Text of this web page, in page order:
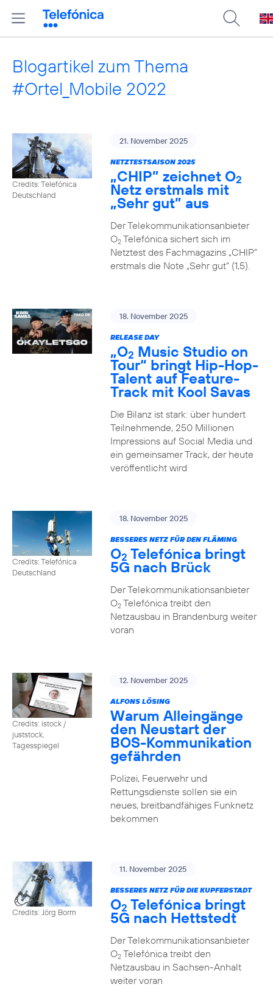
Blogartikel zum Thema
#Ortel_Mobile 2022
Credits: Telefónica
Deutschland
21. November 2025
NETZTESTSAISON 2025
„CHIP” zeichnet O2
Netz erstmals mit
„Sehr gut” aus
Der Telekommunikationsanbieter
O2Telefónica sichert sich im
Netztest des Fachmagazins „CHIP”
erstmals die Note „Sehr gut“ (1,5).
18. November 2025
RELEASE DAY
„O2 Music Studio on
Tour“ bringt Hip-Hop-
Talent auf Feature-
Track mit Kool Savas
Die Bilanz ist stark: über hundert
Teilnehmende, 250 Millionen
Impressions auf Social Media und
ein gemeinsamer Track, der heute
veröffentlicht wird
Credits: Telefónica
Deutschland
18. November 2025
BESSERES NETZ FÜR DEN FLÄMING
O2 Telefónica bringt
5G nach Brück
Der Telekommunikationsanbieter
O2Telefónica treibt den
Netzausbau in Brandenburg weiter
voran
Credits: istock /
juststock,
Tagesspiegel
12. November 2025
ALFONS LÖSING
Warum Alleingänge
den Neustart der
BOS-Kommunikation
gefährden
Polizei, Feuerwehr und
Rettungsdienste sollen sie ein
neues, breitbandfähiges Funknetz
bekommen
Credits: Jörg Borm
11. November 2025
BESSERES NETZ FÜR DIE KUPFERSTADT
O2 Telefónica bringt
5G nach Hettstedt
Der Telekommunikationsanbieter
O2Telefónica treibt den
Netzausbau in Sachsen-Anhalt
weiter voran